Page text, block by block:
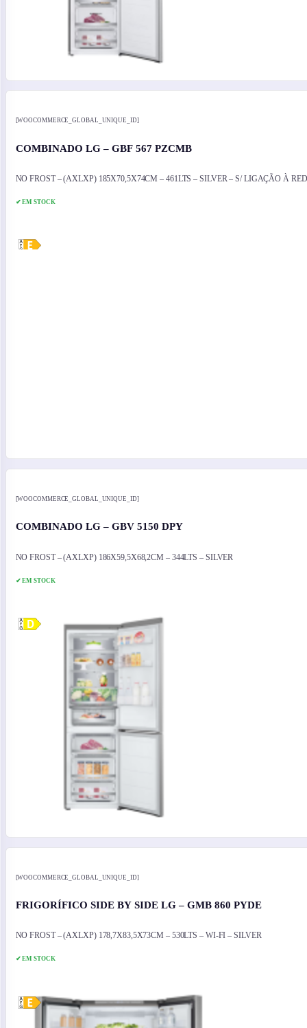
[WOOCOMMERCE_GLOBAL_UNIQUE_ID]
COMBINADO LG – GBF 567 PZCMB
NO FROST – (AXLXP) 185X70,5X74CM – 461LTS – SILVER – S/ LIGAÇÃO À
✔ EM STOCK
[WOOCOMMERCE_GLOBAL_UNIQUE_ID]
COMBINADO LG – GBV 5150 DPY
NO FROST – (AXLXP) 186X59,5X68,2CM – 344LTS – SILVER
✔ EM STOCK
[WOOCOMMERCE_GLOBAL_UNIQUE_ID]
FRIGORÍFICO SIDE BY SIDE LG – GMB 860 PYDE
NO FROST – (AXLXP) 178,7X83,5X73CM – 530LTS – WI-FI – SILVER
✔ EM STOCK